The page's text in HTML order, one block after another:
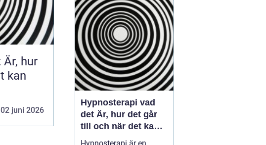
kan
02 juni 2026
kän...
Hypnosterapi vad
det Är, hur det går
till och när det kan
hjälpa